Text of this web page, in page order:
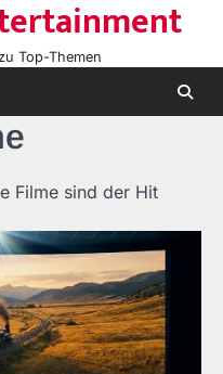
Top-Themen
Filme sind der Hit